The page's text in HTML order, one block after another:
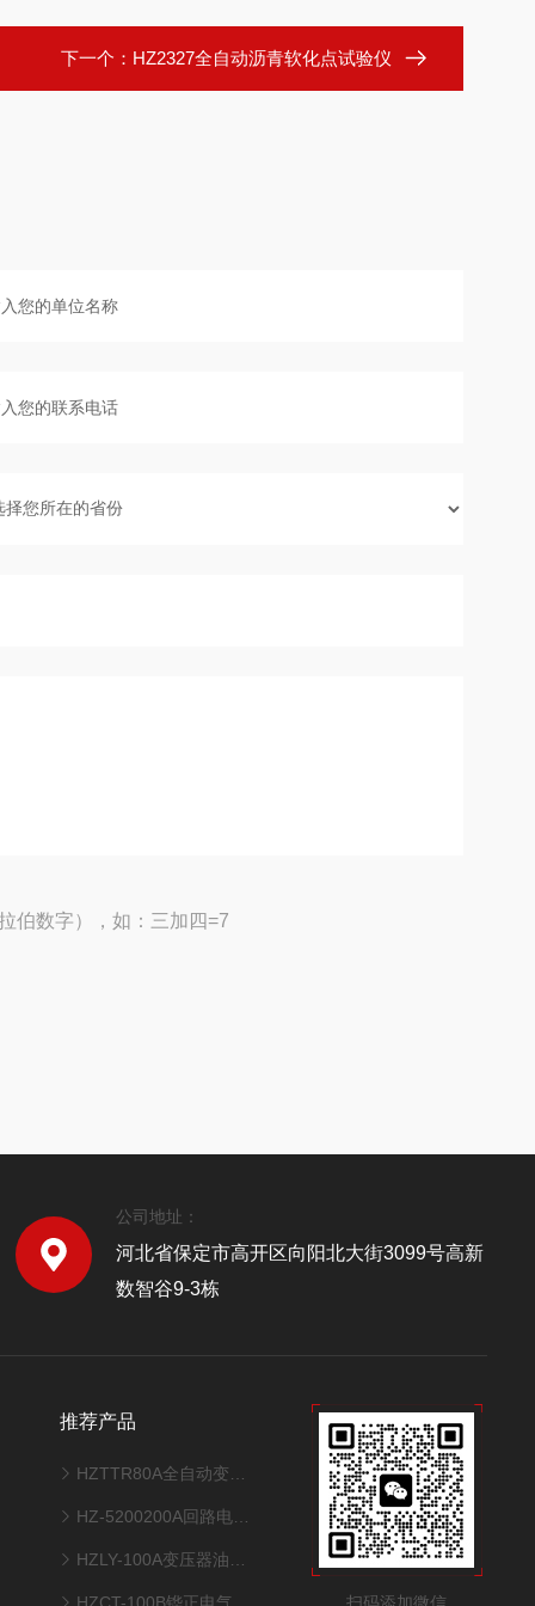
下一个： HZ2327全自动沥青软化点试验仪
伯数字），如：三加四=7
公司地址：
河北省保定市高开区向阳北大街3099号高新
数智谷9-3栋
推荐产品
HZTTR80A全自动变压器变比测试仪
HZ-5200200A回路电阻测试仪
HZLY-100A变压器油真空多功能滤油机
扫码添加微信